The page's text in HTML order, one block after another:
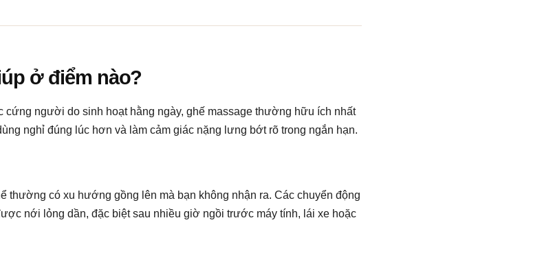
ở điểm nào?
người do sinh hoạt hằng ngày, ghế massage thường hữu ích nhất
nghỉ đúng lúc hơn và làm cảm giác nặng lưng bớt rõ trong ngắn hạn.
thường có xu hướng gồng lên mà bạn không nhận ra. Các chuyển động
nới lỏng dần, đặc biệt sau nhiều giờ ngồi trước máy tính, lái xe hoặc